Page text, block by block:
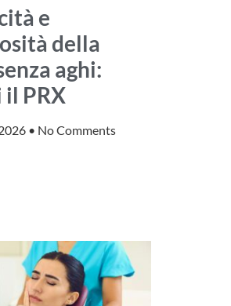
e
della
aghi:
il PRX
No Comments